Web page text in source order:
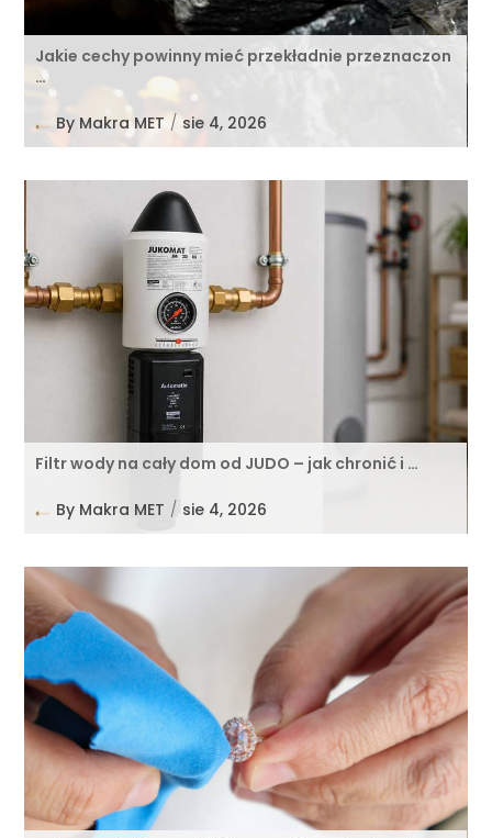
Jakie cechy powinny mieć przekładnie przeznaczon
…
By Makra MET / sie 4, 2026
Filtr wody na cały dom od JUDO – jak chronić i …
By Makra MET / sie 4, 2026